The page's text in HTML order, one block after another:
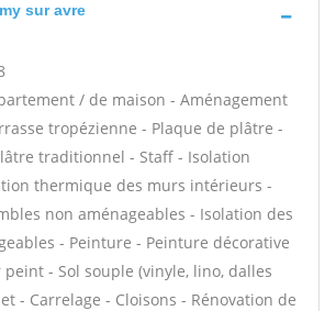
sur avre
/ de maison - Aménagement
tropézienne - Plaque de plâtre -
traditionnel - Staff - Isolation
thermique des murs intérieurs -
non aménageables - Isolation des
- Peinture - Peinture décorative
- Sol souple (vinyle, lino, dalles
- Carrelage - Cloisons - Rénovation de